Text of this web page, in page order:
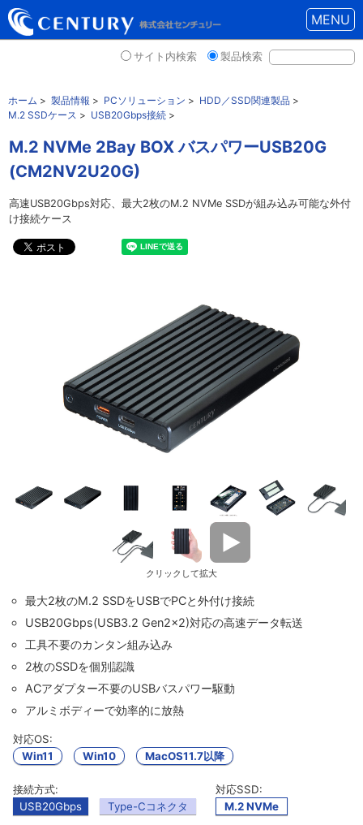
MENU
サイト内検索 製品検索
ホーム > 製品情報 > PCソリューション > HDD／SSD関連製品 >
M.2 SSDケース > USB20Gbps接続 >
M.2 NVMe 2Bay BOX バスパワーUSB20G
(CM2NV2U20G)
高速USB20Gbps対応、最大2枚のM.2 NVMe SSDが組み込み可能な外付
け接続ケース
クリックして拡大
最大2枚のM.2 SSDをUSBでPCと外付け接続
USB20Gbps(USB3.2 Gen2×2)対応の高速データ転送
工具不要のカンタン組み込み
2枚のSSDを個別認識
ACアダプター不要のUSBバスパワー駆動
アルミボディーで効率的に放熱
対応OS:
Win11
Win10 MacOS11.7以降
接続方式:
USB20Gbps
Type-Cコネクタ
対応SSD:
M.2 NVMe